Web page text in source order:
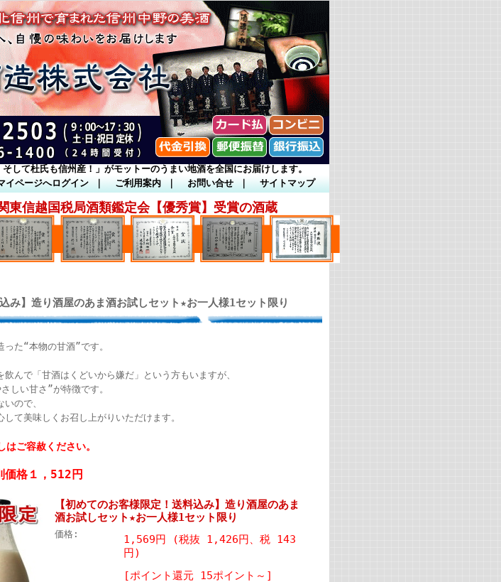
て杜氏も信州産！」がモットーのうまい地酒を全国にお届けします。
イページへログイン ご利用案内 お問い合せ サイトマップ
東信越国税局酒類鑑定会【優秀賞】受賞の酒蔵
み】造り酒屋のあま酒お試しセット★お一人様1セット限り
た“本物の甘酒”です。
んで「甘酒はくどいから嫌だ」という方もいますが、
しい甘さ”が特徴です。
ので、
て美味しくお召し上がりいただけます。
ご容赦ください。
価格１，512円
【初めてのお客様限定！送料込み】造り酒屋のあま
酒お試しセット★お一人様1セット限り
価格:
1,569円 (税抜 1,426円、税 143
円)
[ポイント還元 15ポイント～]